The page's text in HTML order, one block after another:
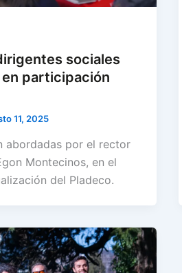
sociales
participación
11, 2025
abordadas por el rector
Montecinos, en el
del Pladeco.